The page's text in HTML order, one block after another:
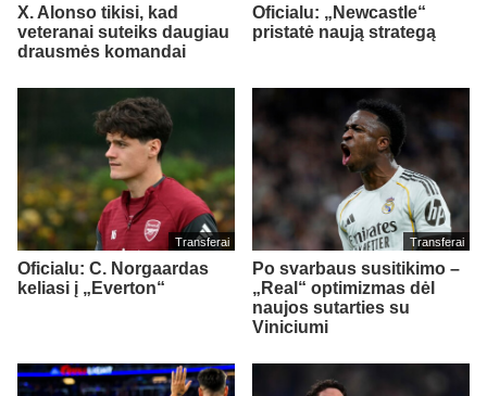
X. Alonso tikisi, kad
veteranai suteiks daugiau
drausmės komandai
Oficialu: „Newcastle“
pristatė naują strategą
Transferai
Oficialu: C. Norgaardas
keliasi į „Everton“
Transferai
Po svarbaus susitikimo –
„Real“ optimizmas dėl
naujos sutarties su
Viniciumi